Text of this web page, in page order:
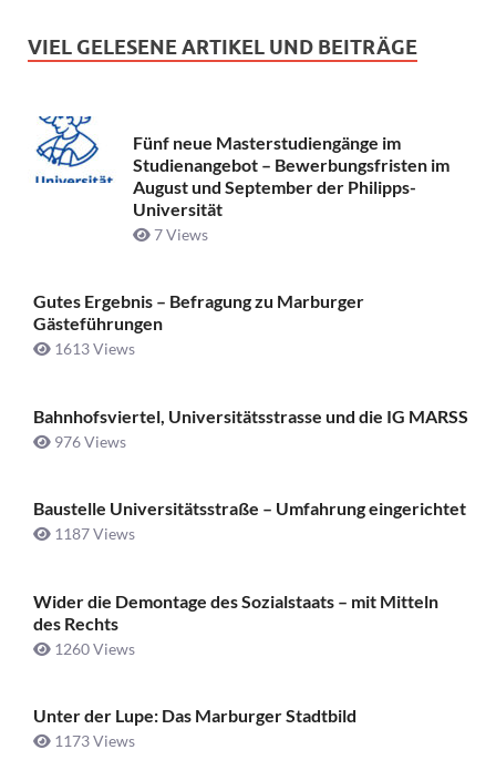
VIEL GELESENE ARTIKEL UND BEITRÄGE
Fünf neue Masterstudiengänge im
Studienangebot – Bewerbungsfristen im
August und September der Philipps-
Universität
7 Views
Gutes Ergebnis – Befragung zu Marburger
Gästeführungen
1613 Views
Bahnhofsviertel, Universitätsstrasse und die IG MARSS
976 Views
Baustelle Universitätsstraße ­– Umfahrung eingerichtet
1187 Views
Wider die Demontage des Sozialstaats – mit Mitteln
des Rechts
1260 Views
Unter der Lupe: Das Marburger Stadtbild
1173 Views